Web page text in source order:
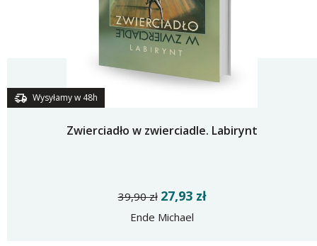
Wysyłamy w 48h
Zwierciadło w zwierciadle. Labirynt
39,90 zł 27,93 zł
Ende Michael